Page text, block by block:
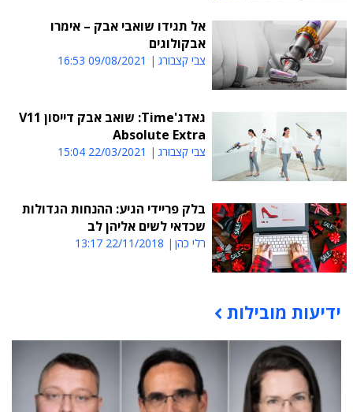
אל תגידו שואבי אבק – אימרו
אבקולוגים
צבי קצבורג 09/08/2021 16:53
גאדג'Time: שואב אבק דייסון V11
Absolute Extra
צבי קצבורג 22/03/2021 15:04
בלק פריידי הגיע: ההנחות הגדולות
שכדאי לשים אליהן לב
רלי כהן 22/11/2018 13:17
תוכן פרסומי
ידיעות מובילות